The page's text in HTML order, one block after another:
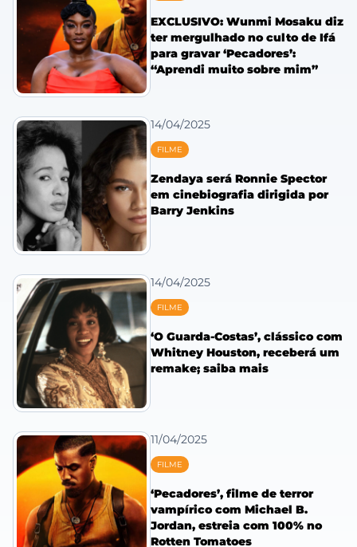
EXCLUSIVO: Wunmi Mosaku diz
ter mergulhado no culto de Ifá
para gravar ‘Pecadores’:
“Aprendi muito sobre mim”
14/04/2025
FILME
Zendaya será Ronnie Spector
em cinebiografia dirigida por
Barry Jenkins
14/04/2025
FILME
‘O Guarda-Costas’, clássico com
Whitney Houston, receberá um
remake; saiba mais
11/04/2025
FILME
‘Pecadores’, filme de terror
vampírico com Michael B.
Jordan, estreia com 100% no
Rotten Tomatoes